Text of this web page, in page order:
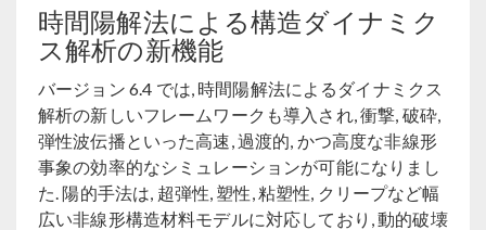
時間陽解法による構造ダイナミク
ス解析の新機能
バージョン 6.4 では, 時間陽解法によるダイナミクス
解析の新しいフレームワークも導入され, 衝撃, 破砕,
弾性波伝播といった高速, 過渡的, かつ高度な非線形
事象の効率的なシミュレーションが可能になりまし
た. 陽的手法は, 超弾性, 塑性, 粘塑性, クリープなど幅
広い非線形構造材料モデルに対応しており, 動的破壊